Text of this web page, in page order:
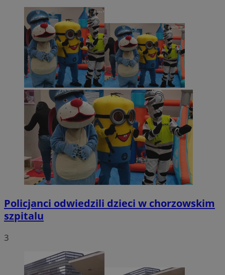
Policjanci odwiedzili dzieci w chorzowskim
szpitalu
3